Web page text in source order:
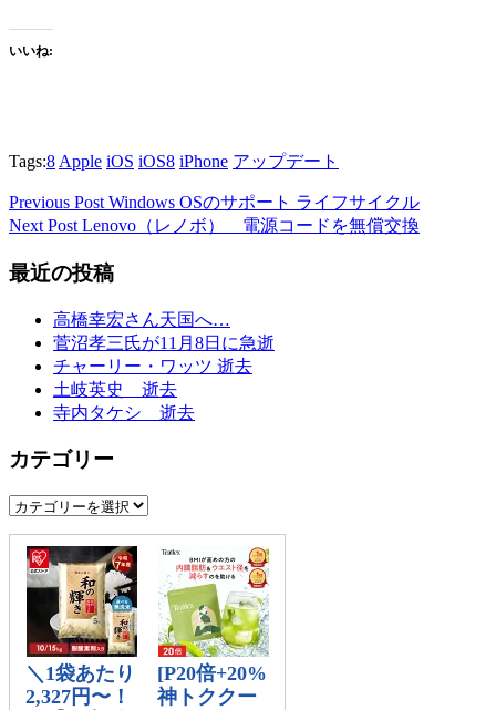
いいね:
Tags:8 Apple iOS iOS8 iPhone アップデート
投
稿
ナ
ョ
ン
Previous Post Previous
post:
Windows OSのサポート ライフサイクル
Next Post Next
Lenovo（レノボ） 電源コードを無償交換
最近の投稿
高橋幸宏さん天国へ…
菅沼孝三氏が11月8日に急逝
チャーリー・ワッツ 逝去
土岐英史 逝去
寺内タケシ 逝去
カテゴリー
カ